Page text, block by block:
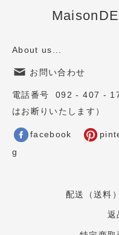
About us...
お問い合わせ
電話番号 092 - 407 -
はお断りいたします）
facebook
g
配送（送料
返